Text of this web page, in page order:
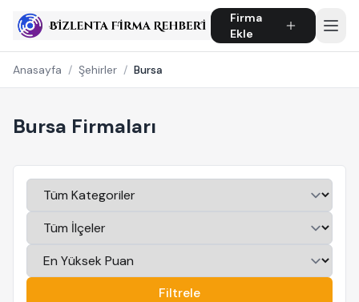
Firma
Ekle
Anasayfa / Şehirler / Bursa
Bursa Firmaları
Filtrele